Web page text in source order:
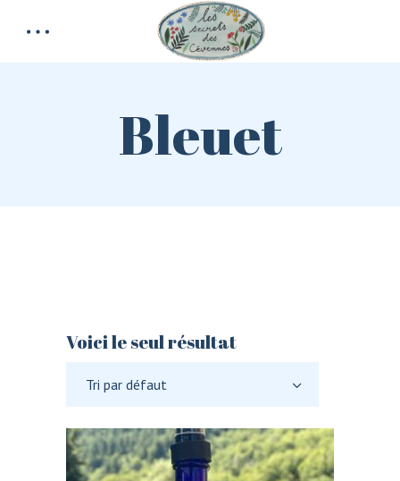
Bleuet
Voici le seul résultat
Tri par défaut